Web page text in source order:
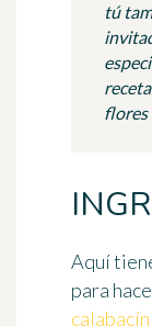
tú
flores
Aquí
para
calabacín